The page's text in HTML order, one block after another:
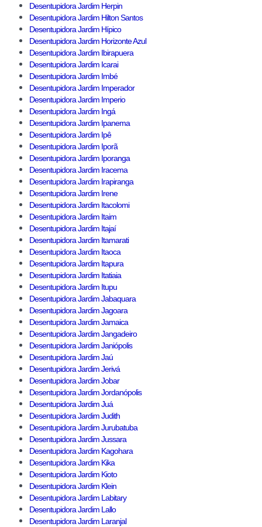
Desentupidora Jardim Herpin
Desentupidora Jardim Hilton Santos
Desentupidora Jardim Hípico
Desentupidora Jardim Horizonte Azul
Desentupidora Jardim Ibirapuera
Desentupidora Jardim Icarai
Desentupidora Jardim Imbé
Desentupidora Jardim Imperador
Desentupidora Jardim Imperio
Desentupidora Jardim Ingá
Desentupidora Jardim Ipanema
Desentupidora Jardim Ipê
Desentupidora Jardim Iporã
Desentupidora Jardim Iporanga
Desentupidora Jardim Iracema
Desentupidora Jardim Irapiranga
Desentupidora Jardim Irene
Desentupidora Jardim Itacolomi
Desentupidora Jardim Itaim
Desentupidora Jardim Itajaí
Desentupidora Jardim Itamarati
Desentupidora Jardim Itaoca
Desentupidora Jardim Itapura
Desentupidora Jardim Itatiaia
Desentupidora Jardim Itupu
Desentupidora Jardim Jabaquara
Desentupidora Jardim Jagoara
Desentupidora Jardim Jamaica
Desentupidora Jardim Jangadeiro
Desentupidora Jardim Janiópolis
Desentupidora Jardim Jaú
Desentupidora Jardim Jerivá
Desentupidora Jardim Jobar
Desentupidora Jardim Jordanópolis
Desentupidora Jardim Juá
Desentupidora Jardim Judith
Desentupidora Jardim Jurubatuba
Desentupidora Jardim Jussara
Desentupidora Jardim Kagohara
Desentupidora Jardim Kika
Desentupidora Jardim Kioto
Desentupidora Jardim Klein
Desentupidora Jardim Labitary
Desentupidora Jardim Lallo
Desentupidora Jardim Laranjal